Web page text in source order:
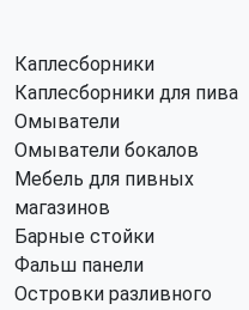
Каплесборники
Каплесборники для пива
Омыватели
Омыватели бокалов
Мебель для пивных
магазинов
Барные стойки
Фальш панели
Островки разливного